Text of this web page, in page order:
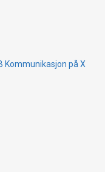
Kommunikasjon på X